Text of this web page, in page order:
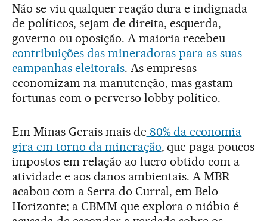
Não se viu qualquer reação dura e indignada
de políticos, sejam de direita, esquerda,
governo ou oposição. A maioria recebeu
contribuições das mineradoras para as suas
campanhas eleitorais. As empresas
economizam na manutenção, mas gastam
fortunas com o perverso lobby político.
Em Minas Gerais mais de80% da economia
gira em torno da mineração, que paga poucos
impostos em relação ao lucro obtido com a
atividade e aos danos ambientais. A MBR
acabou com a Serra do Curral, em Belo
Horizonte; a CBMM que explora o nióbio é